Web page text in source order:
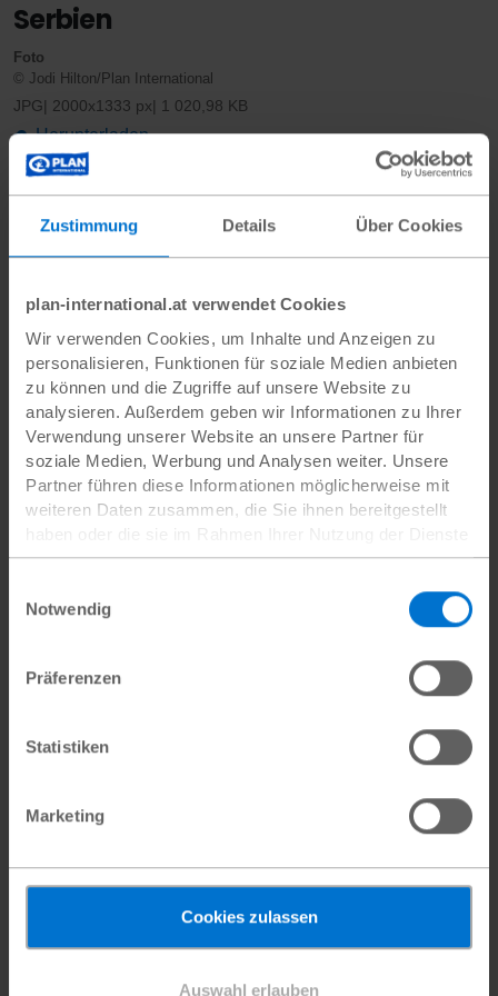
Zustimmung Details Über Cookies
plan-international.at verwendet Cookies
Wir verwenden Cookies, um Inhalte und Anzeigen zu
personalisieren, Funktionen für soziale Medien anbieten
zu können und die Zugriffe auf unsere Website zu
analysieren. Außerdem geben wir Informationen zu Ihrer
Verwendung unserer Website an unsere Partner für
soziale Medien, Werbung und Analysen weiter. Unsere
Partner führen diese Informationen möglicherweise mit
weiteren Daten zusammen, die Sie ihnen bereitgestellt
gesammelt haben.
Notwendig
Präferenzen
Statistiken
Marketing
Cookies zulassen
Auswahl erlauben
Serbien
Foto
© Jodi Hilton/Plan International
JPG 2000x1333 px 1 020,98 KB
Herunterladen
Tansania
Foto